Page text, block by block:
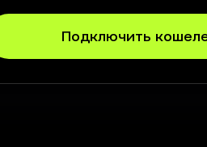
Подключить